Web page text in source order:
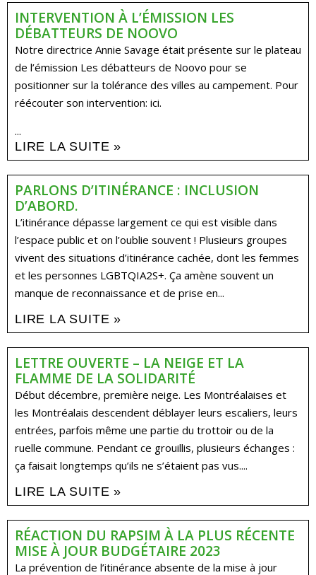
INTERVENTION À L’ÉMISSION LES
DÉBATTEURS DE NOOVO
Notre directrice Annie Savage était présente sur le plateau
de l’émission Les débatteurs de Noovo pour se
positionner sur la tolérance des villes au campement. Pour
réécouter son intervention: ici.
...
LIRE LA SUITE »
PARLONS D’ITINÉRANCE : INCLUSION
D’ABORD.
L’itinérance dépasse largement ce qui est visible dans
l’espace public et on l’oublie souvent ! Plusieurs groupes
vivent des situations d’itinérance cachée, dont les femmes
et les personnes LGBTQIA2S+. Ça amène souvent un
manque de reconnaissance et de prise en...
LIRE LA SUITE »
LETTRE OUVERTE – LA NEIGE ET LA
FLAMME DE LA SOLIDARITÉ
Début décembre, première neige. Les Montréalaises et
les Montréalais descendent déblayer leurs escaliers, leurs
entrées, parfois même une partie du trottoir ou de la
ruelle commune. Pendant ce grouillis, plusieurs échanges :
ça faisait longtemps qu’ils ne s’étaient pas vus....
LIRE LA SUITE »
RÉACTION DU RAPSIM À LA PLUS RÉCENTE
MISE À JOUR BUDGÉTAIRE 2023
La prévention de l’itinérance absente de la mise à jour